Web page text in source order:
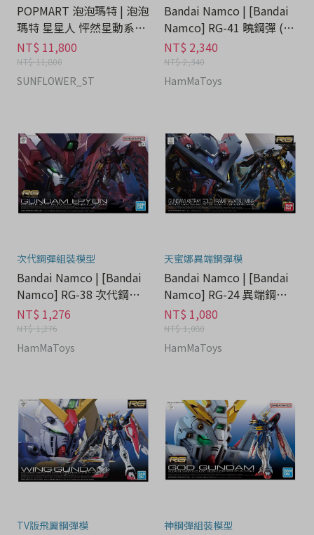
POPMART 泡泡瑪特 | 泡泡
瑪特 星星人 怦然星動系列
糖膠毛絨公仔禮盒 - 流行潮
牌分期
NT$ 11,800
NT$ 11,800
SUNFLOWER_ST
Bandai Namco | [Bandai
Namco] RG-41 曉鋼彈 (大
鷲裝備) - 流行潮牌分期
NT$ 2,340
NT$ 2,340
HamMaToys
次代鋼彈組裝模型
Bandai Namco | [Bandai
Namco] RG-38 次代鋼彈 -
流行潮牌分期
NT$ 1,276
NT$ 1,276
HamMaToys
天蜜娜異端鋼彈模
Bandai Namco | [Bandai
Namco] RG-24 異端鋼彈
金色機天蜜娜 - 流行潮牌分
期
NT$ 1,080
NT$ 1,080
HamMaToys
TV版飛翼鋼彈模 神鋼彈組裝模型